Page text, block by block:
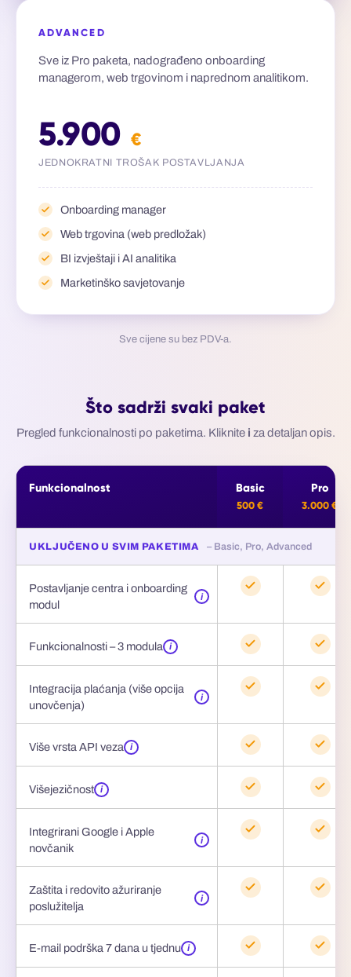
ADVANCED
Sve iz Pro paketa, nadograđeno onboarding
managerom, web trgovinom i naprednom analitikom.
5.900 €
JEDNOKRATNI TROŠAK POSTAVLJANJA
Onboarding manager
Web trgovina (web predložak)
BI izvještaji i AI analitika
Marketinško savjetovanje
Sve cijene su bez PDV-a.
Što sadrži svaki paket
Pregled funkcionalnosti po paketima. Kliknite i za detaljan opis.
Funkcionalnost Basic
500 €
Pro
3.000 €
UKLJUČENO U SVIM PAKETIMA – Basic, Pro, Advanced
Postavljanje centra i onboarding
modul
i
Funkcionalnosti – 3 modula i
Integracija plaćanja (više opcija
unovčenja)
i
Više vrsta API veza i
Višejezičnost i
Integrirani Google i Apple
novčanik
i
Zaštita i redovito ažuriranje
poslužitelja
i
E-mail podrška 7 dana u tjednu i